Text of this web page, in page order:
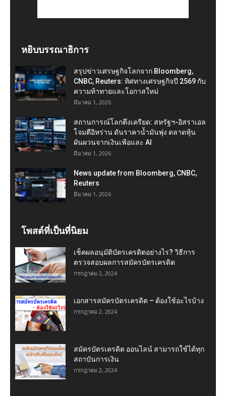
หยิบบรรณาธิการ
สรุปข่าวเศรษฐกิจโลกจาก Bloomberg,
CNBC, Reuters: ทิศทางเศรษฐกิจปี 2569 กับ
ความท้าทายและโอกาสใหม่
มีนาคม 1, 2026
สถานการณ์โลกตึงเครียด: สหรัฐฯ-อิสราเอล
โจมตีอิหร่าน ดันราคาน้ำมันพุ่ง ตลาดหุ้น
ผันผวนจากเงินเฟ้อและ AI
มีนาคม 1, 2026
News update from Bloomberg, CNBC,
Reuters
มีนาคม 1, 2026
โพสต์ที่เป็นที่นิยม
เช็คผลอนุมัติบัตรเครดิตอย่างไร? วิธีการ
ตรวจสอบผลการสมัครบัตรเครดิต
กรกฎาคม 2, 2024
เอกสารสมัครบัตรเครดิต – ต้องใช้อะไรบ้าง
กรกฎาคม 2, 2024
สมัครบัตรเครดิต ออนไลน์ สามารถใช้ได้ทุก
สถาบันการเงิน
กรกฎาคม 2, 2024